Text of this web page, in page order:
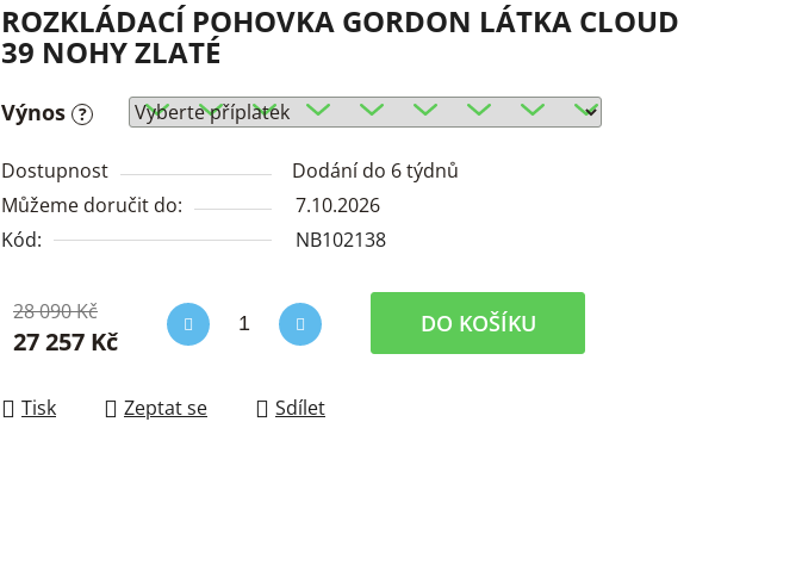
ROZKLÁDACÍ POHOVKA GORDON LÁTKA CLOUD
39 NOHY ZLATÉ
Výnos ?
Dostupnost
Dodání do 6 týdnů
Můžeme doručit do:
7.10.2026
Kód:
NB102138
28 090 Kč
27 257 Kč
DO KOŠÍKU
Tisk Zeptat se Sdílet